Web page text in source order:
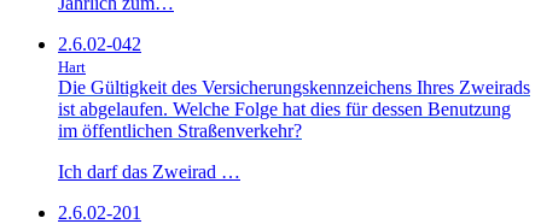
2.6.02-042
Hart
Die Gültigkeit des Versicherungskennzeichens Ihres Zweirads
ist abgelaufen. Welche Folge hat dies für dessen Benutzung
im öffentlichen Straßenverkehr?
Ich darf das Zweirad …
2.6.02-201